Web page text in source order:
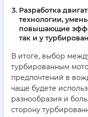
Разработка
технологии,
повышающие
так и у
В итоге, выбор
турбированным
предпочтений в
чаще будете
разнообразия и
сторону